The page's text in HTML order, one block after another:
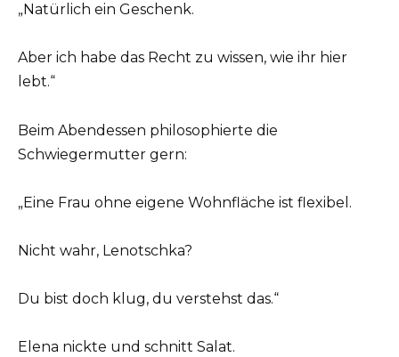
„Natürlich ein Geschenk.
Aber ich habe das Recht zu wissen, wie ihr hier
lebt.“
Beim Abendessen philosophierte die
Schwiegermutter gern:
„Eine Frau ohne eigene Wohnfläche ist flexibel.
Nicht wahr, Lenotschka?
Du bist doch klug, du verstehst das.“
Elena nickte und schnitt Salat.